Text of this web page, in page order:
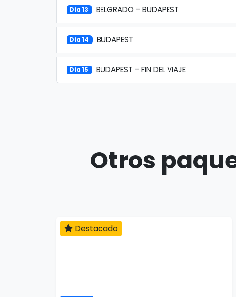
Día 13 BELGRADO – BUDAPEST
Día 14 BUDAPEST
Día 15 BUDAPEST – FIN DEL VIAJE
Otros
Destacado